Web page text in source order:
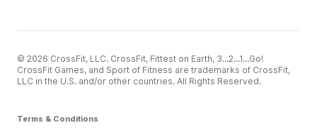
© 2026 CrossFit, LLC. CrossFit, Fittest on Earth, 3...2...1...Go!
CrossFit Games, and Sport of Fitness are trademarks of CrossFit,
LLC in the U.S. and/or other countries. All Rights Reserved.
Terms & Conditions